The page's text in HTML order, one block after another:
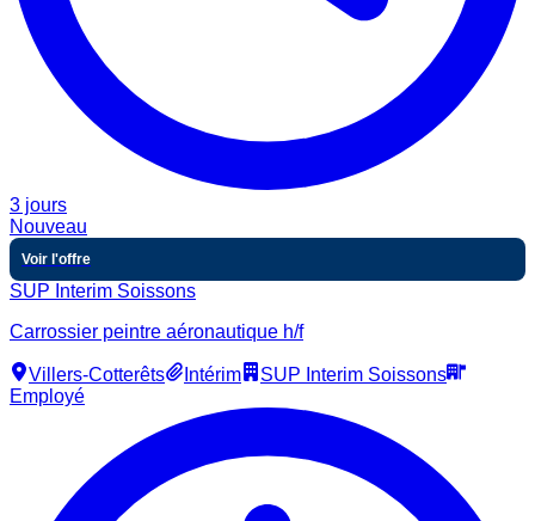
3 jours
Nouveau
Voir l'offre
SUP Interim Soissons
Carrossier peintre aéronautique h/f
Villers-Cotterêts Intérim
SUP Interim Soissons
Employé